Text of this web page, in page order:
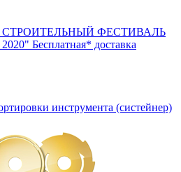
ФЕСТИВАЛЬ
Бесплатная* доставка
инструмента (систейнер)